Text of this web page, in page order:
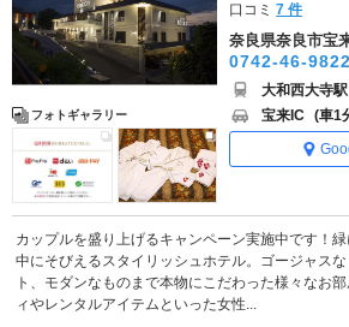
フォトギャラリー
口コミ7 件
奈良県奈良市宝
0742-46-9822
大和西大寺
宝来IC (車1
カップルを盛り上げるキャンペーン実施中です！
中にそびえるスタイリッシュホテル。ゴージャス
ト、モダンなものまで本物にこだわった様々なお
ィやレンタルアイテムといった女性...